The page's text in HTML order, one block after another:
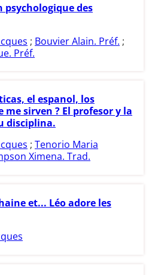
des
; Bouvier Alain. Préf. ;
Préf.
el espanol, los
sirven ? El profesor y la
disciplina.
; Tenorio Maria
Ximena. Trad.
et... Léo adore les